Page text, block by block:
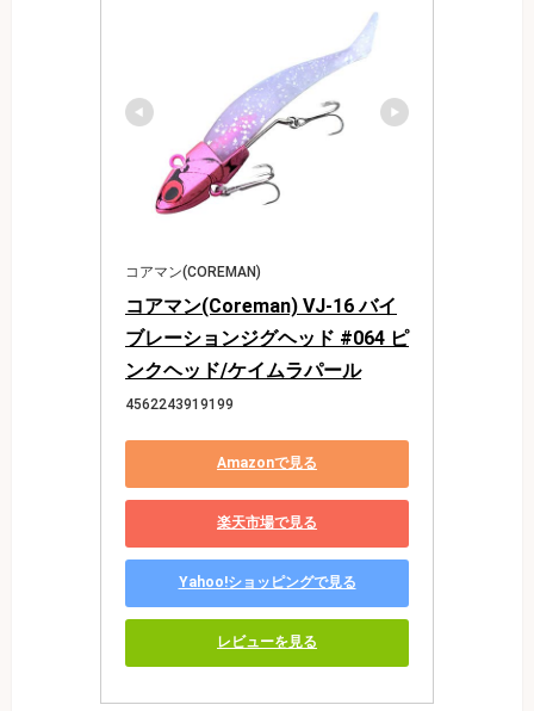
コアマン(COREMAN)
コアマン(Coreman) VJ-16 バイ
ブレーションジグヘッド #064 ピ
ンクヘッド/ケイムラパール
4562243919199
Amazonで見る
楽天市場で見る
Yahoo!ショッピングで見る
レビューを見る